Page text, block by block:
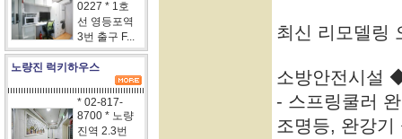
0227 * 1호
선 영등포역
3번 출구 F...
노량진 럭키하우스
* 02-817-
8700 * 노량
진역 2.3번
최신 리모델링
소방안전시설
- 스프링쿨러
조명등, 완강기